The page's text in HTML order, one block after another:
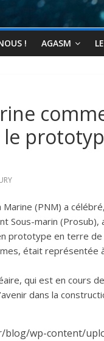
! AGASM
(PNM) a
Sous-marin
prototype en terre
était représentée
qui est en cours
dans la